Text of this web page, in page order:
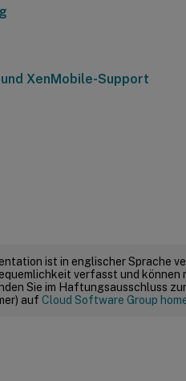
XenMobile-Support
ist in englischer Sprache
verfasst und
Sie im Haftungsausschluss
auf Cloud Software Group